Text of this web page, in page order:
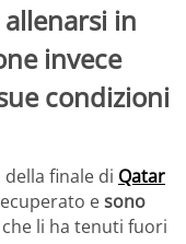
in
invece
condizioni
della finale di Qatar
esono
li ha tenuti fuori